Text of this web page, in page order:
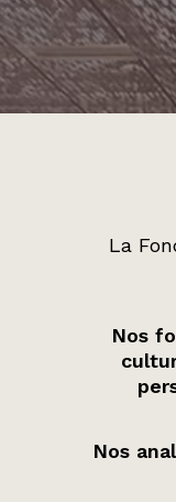
La
Nos
Nos